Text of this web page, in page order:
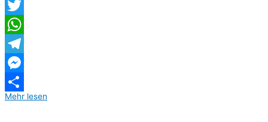
Facebook
Twitter
WhatsApp
Telegram
Messenger
Teilen
Mehr lesen